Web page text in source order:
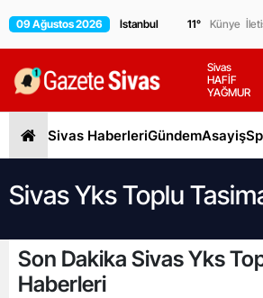
09 Ağustos 2026 11° Künye
Sivas
HAFİF
YAĞMUR
Sivas HaberleriGündemAsayiş
Sivas Yks Toplu
Son Dakika Sivas Yks
Haberleri